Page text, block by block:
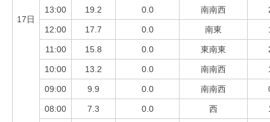
17日
13:00 19.2 0.0 南南西
12:00 17.7 0.0 南東
11:00 15.8 0.0 東南東
10:00 13.2 0.0 南南西
09:00 9.9 0.0 南南西
08:00 7.3 0.0 西